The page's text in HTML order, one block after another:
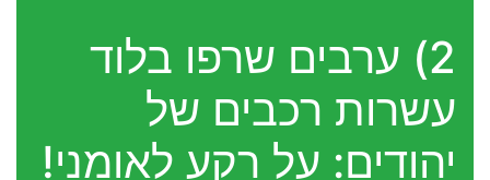
2) ערבים שרפו בלוד
עשרות רכבים של
יהודים: על רקע לאומני!